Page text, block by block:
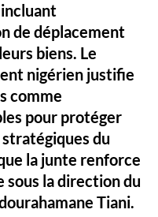
de déplacement
biens. Le
nigérien justifie
comme
pour protéger
du
la junte renforce
sous la direction du
Tiani.